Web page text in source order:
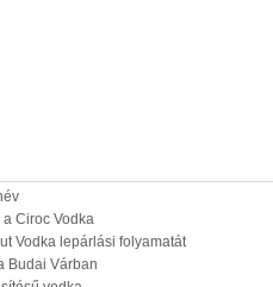
Ciroc Vodka
Vodka lepárlási folyamatát
Budai Várban